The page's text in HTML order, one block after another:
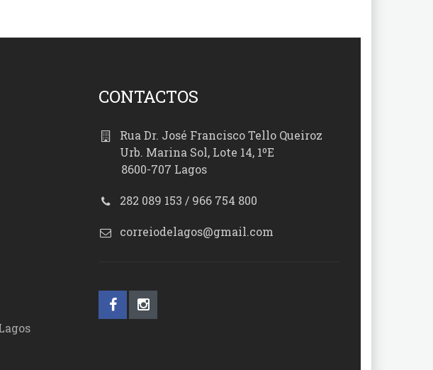
CONTACTOS
Rua Dr. José Francisco Tello Queiroz
Urb. Marina Sol, Lote 14, 1ºE
8600-707 Lagos
282 089 153 / 966 754 800
correiodelagos@gmail.com